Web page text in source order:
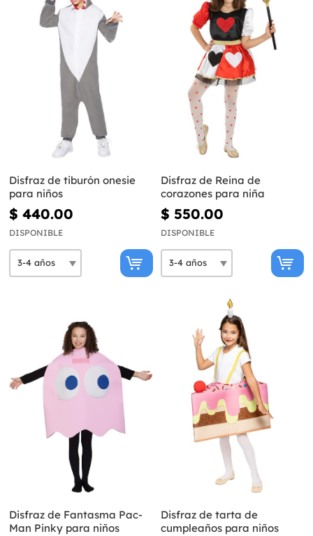
Disfraz de tiburón onesie
para niños
$ 440.00
DISPONIBLE
Disfraz de Reina de
corazones para niña
$ 550.00
DISPONIBLE
Disfraz de Fantasma Pac-
Man Pinky para niños
Disfraz de tarta de
cumpleaños para niños